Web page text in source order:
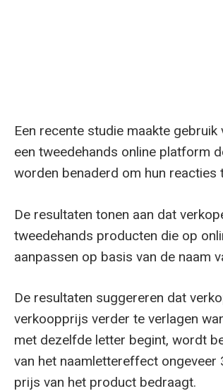
Een recente studie maakte
een tweedehands online platform
worden benaderd om hun reacties
De resultaten tonen aan dat
tweedehands producten die op
aanpassen op basis van de naam
De resultaten suggereren dat
verkoopprijs verder te verlagen
met dezelfde letter begint, wordt
van het naamlettereffect ongeveer
prijs van het product bedraagt.